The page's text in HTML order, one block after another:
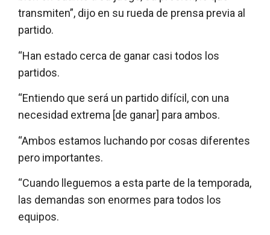
transmiten”, dijo en su rueda de prensa previa al
partido.
“Han estado cerca de ganar casi todos los
partidos.
“Entiendo que será un partido difícil, con una
necesidad extrema [de ganar] para ambos.
“Ambos estamos luchando por cosas diferentes
pero importantes.
“Cuando lleguemos a esta parte de la temporada,
las demandas son enormes para todos los
equipos.